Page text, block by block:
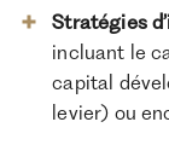
Stratégies
incluant le
capital
levier) ou